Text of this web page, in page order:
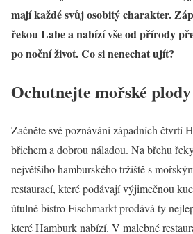
mají každé svůj osobitý charakter.
řekou Labe a nabízí vše od přírody
po noční život. Co si nenechat ujít?
Ochutnejte mořské plody
Začněte své poznávání západních čtvrtí
břichem a dobrou náladou. Na břehu
největšího hamburského tržiště s
restaurací, které podávají výjimečnou
útulné bistro Fischmarkt prodává ty
které Hamburk nabízí. V malebné